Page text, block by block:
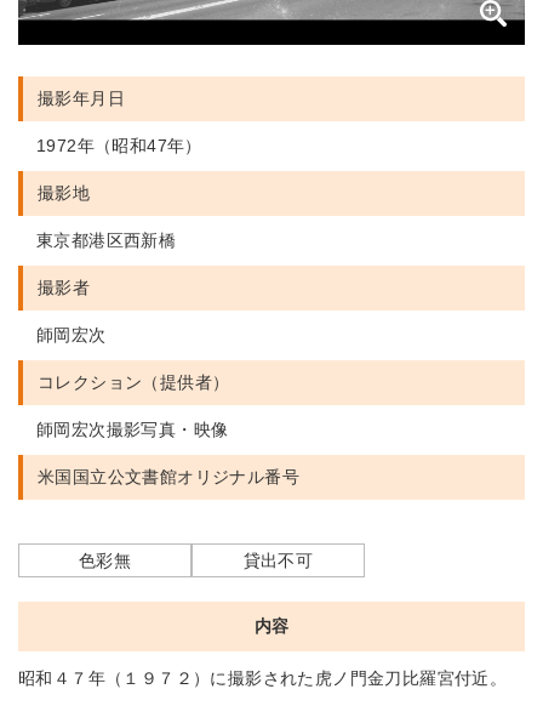
撮影年月日
1972年（昭和47年）
撮影地
東京都港区西新橋
撮影者
師岡宏次
コレクション（提供者）
師岡宏次撮影写真・映像
米国国立公文書館オリジナル番号
色彩無 貸出不可
内容
昭和４７年（１９７２）に撮影された虎ノ門金刀比羅宮付近。